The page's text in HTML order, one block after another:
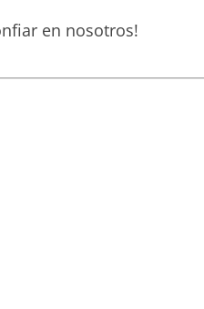
en nosotros!